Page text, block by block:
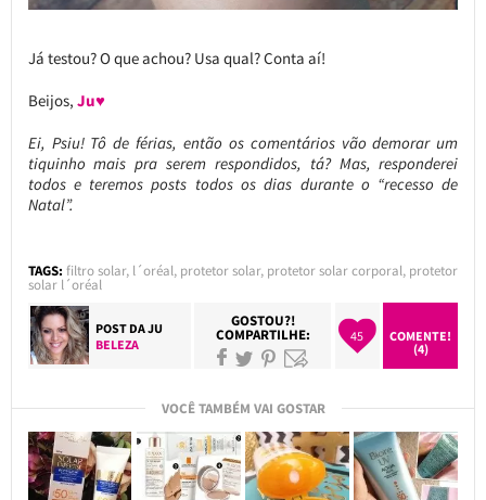
Já testou? O que achou? Usa qual? Conta aí!
Beijos, Ju♥
Ei, Psiu! Tô de férias, então os comentários vão demorar um
tiquinho mais pra serem respondidos, tá? Mas, responderei
todos e teremos posts todos os dias durante o “recesso de
Natal”.
TAGS: filtro solar, l´oréal, protetor solar, protetor solar corporal, protetor
solar l´oréal
POST DAJU
BELEZA
GOSTOU?!
COMPARTILHE: 45
COMENTE!
(4)
VOCÊ TAMBÉM VAI GOSTAR